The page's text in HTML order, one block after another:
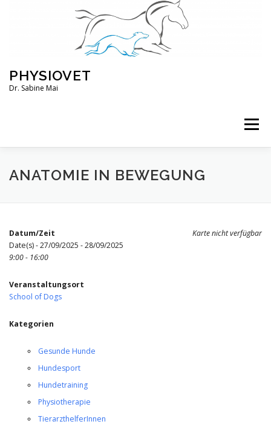
PHYSIOVET
Dr. Sabine Mai
Menü
ÜBER MICH KURSE VERANSTALTUNGEN
ANATOMIE IN BEWEGUNG
Karte nicht verfügbar
Datum/Zeit
Date(s) - 27/09/2025 - 28/09/2025
9:00 - 16:00
Veranstaltungsort
School of Dogs
Kategorien
Gesunde Hunde
Hundesport
Hundetraining
Physiotherapie
TierarzthelferInnen